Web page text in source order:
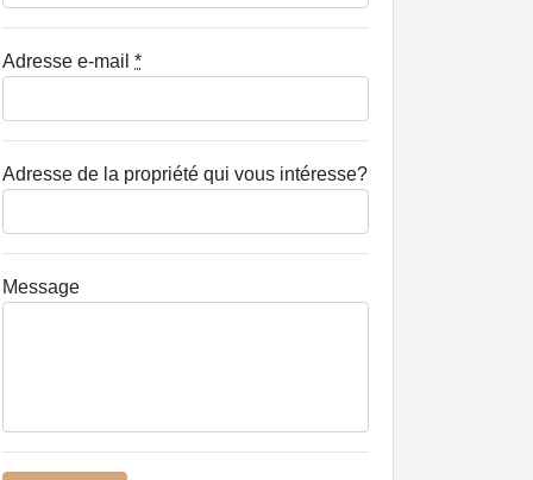
Adresse e-mail *
Adresse de la propriété qui vous intéresse?
Message